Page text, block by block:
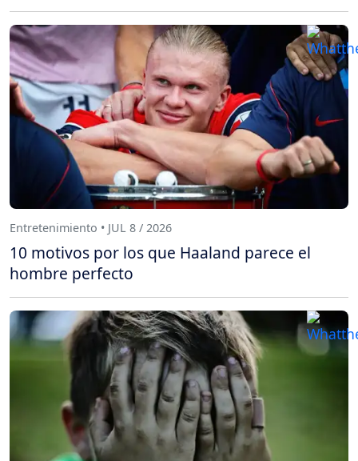
Entretenimiento • JUL 8 / 2026
10 motivos por los que Haaland parece el
hombre perfecto